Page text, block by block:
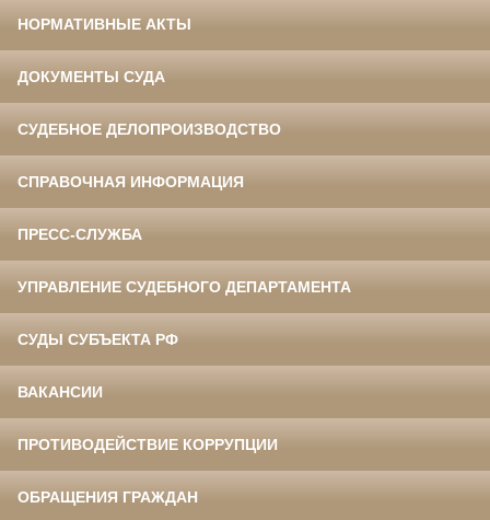
НОРМАТИВНЫЕ АКТЫ
ДОКУМЕНТЫ СУДА
СУДЕБНОЕ ДЕЛОПРОИЗВОДСТВО
СПРАВОЧНАЯ ИНФОРМАЦИЯ
ПРЕСС-СЛУЖБА
УПРАВЛЕНИЕ СУДЕБНОГО ДЕПАРТАМЕНТА
СУДЫ СУБЪЕКТА РФ
ВАКАНСИИ
ПРОТИВОДЕЙСТВИЕ КОРРУПЦИИ
ОБРАЩЕНИЯ ГРАЖДАН